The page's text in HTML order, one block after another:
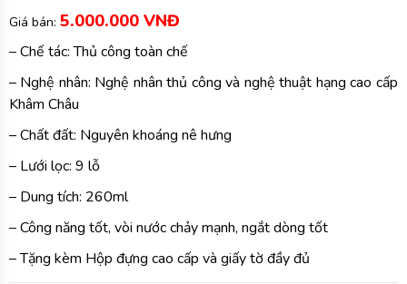
Giá bán: 5.000.000 VNĐ
– Chế tác: Thủ công toàn chế
– Nghệ nhân: Nghệ nhân thủ công và nghệ thuật hạng cao cấp
Khâm Châu
– Chất đất: Nguyên khoáng nê hưng
– Lưới lọc: 9 lỗ
– Dung tích: 260ml
– Công năng tốt, vòi nước chảy mạnh, ngắt dòng tốt
– Tặng kèm Hộp đựng cao cấp và giấy tờ đầy đủ